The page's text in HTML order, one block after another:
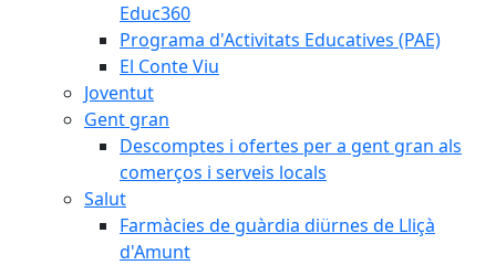
Educ360
Programa d'Activitats Educatives (PAE)
El Conte Viu
Joventut
Gent gran
Descomptes i ofertes per a gent gran als
comerços i serveis locals
Salut
Farmàcies de guàrdia diürnes de Lliçà
d'Amunt